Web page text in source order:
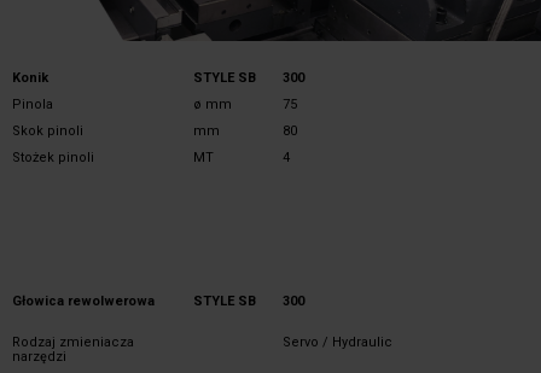
Konik STYLE SB
300
Pinola
ø mm
75
Skok pinoli
mm
80
Stożek pinoli
MT 4
Głowica rewolwerowa STYLE SB 300
Rodzaj zmieniacza
narzędzi
Servo / Hydraulic